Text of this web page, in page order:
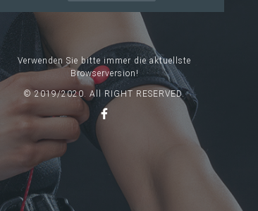
Verwenden Sie bitte immer die aktuellste
Browserversion!
© 2019/2020. All RIGHT RESERVED.